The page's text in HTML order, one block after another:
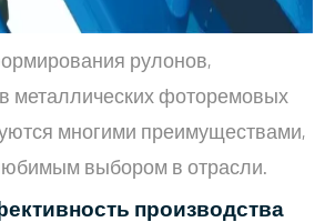
рулонов,
металлических фоторемовых
многими преимуществами,
выбором в отрасли.
производства